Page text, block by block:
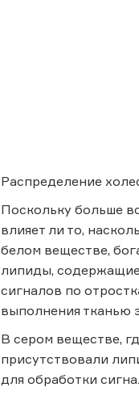
Распределение
Поскольку больше
влияет ли то,
белом веществе,
липиды,
сигналов по
выполнения тканью
В сером веществе,
присутствовали
для обработки